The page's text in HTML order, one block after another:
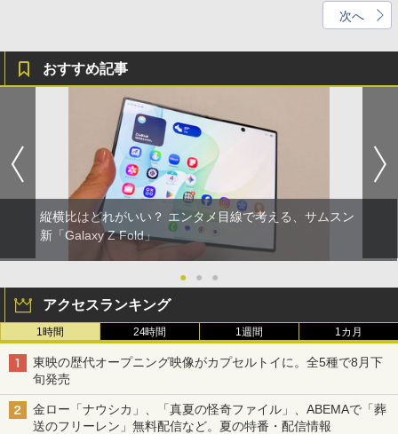
次へ
おすすめ記事
縦横比はどれがいい？ エンタメ目線で考える、サムスン
新「Galaxy Z Fold」
● ● ●
アクセスランキング
1時間 24時間 1週間 1カ月
東映の歴代オープニング映像がカプセルトイに。全5種で8月下
旬発売
金ロー「ナウシカ」、「真夏の怪奇ファイル」、ABEMAで「葬
送のフリーレン」無料配信など。夏の特番・配信情報